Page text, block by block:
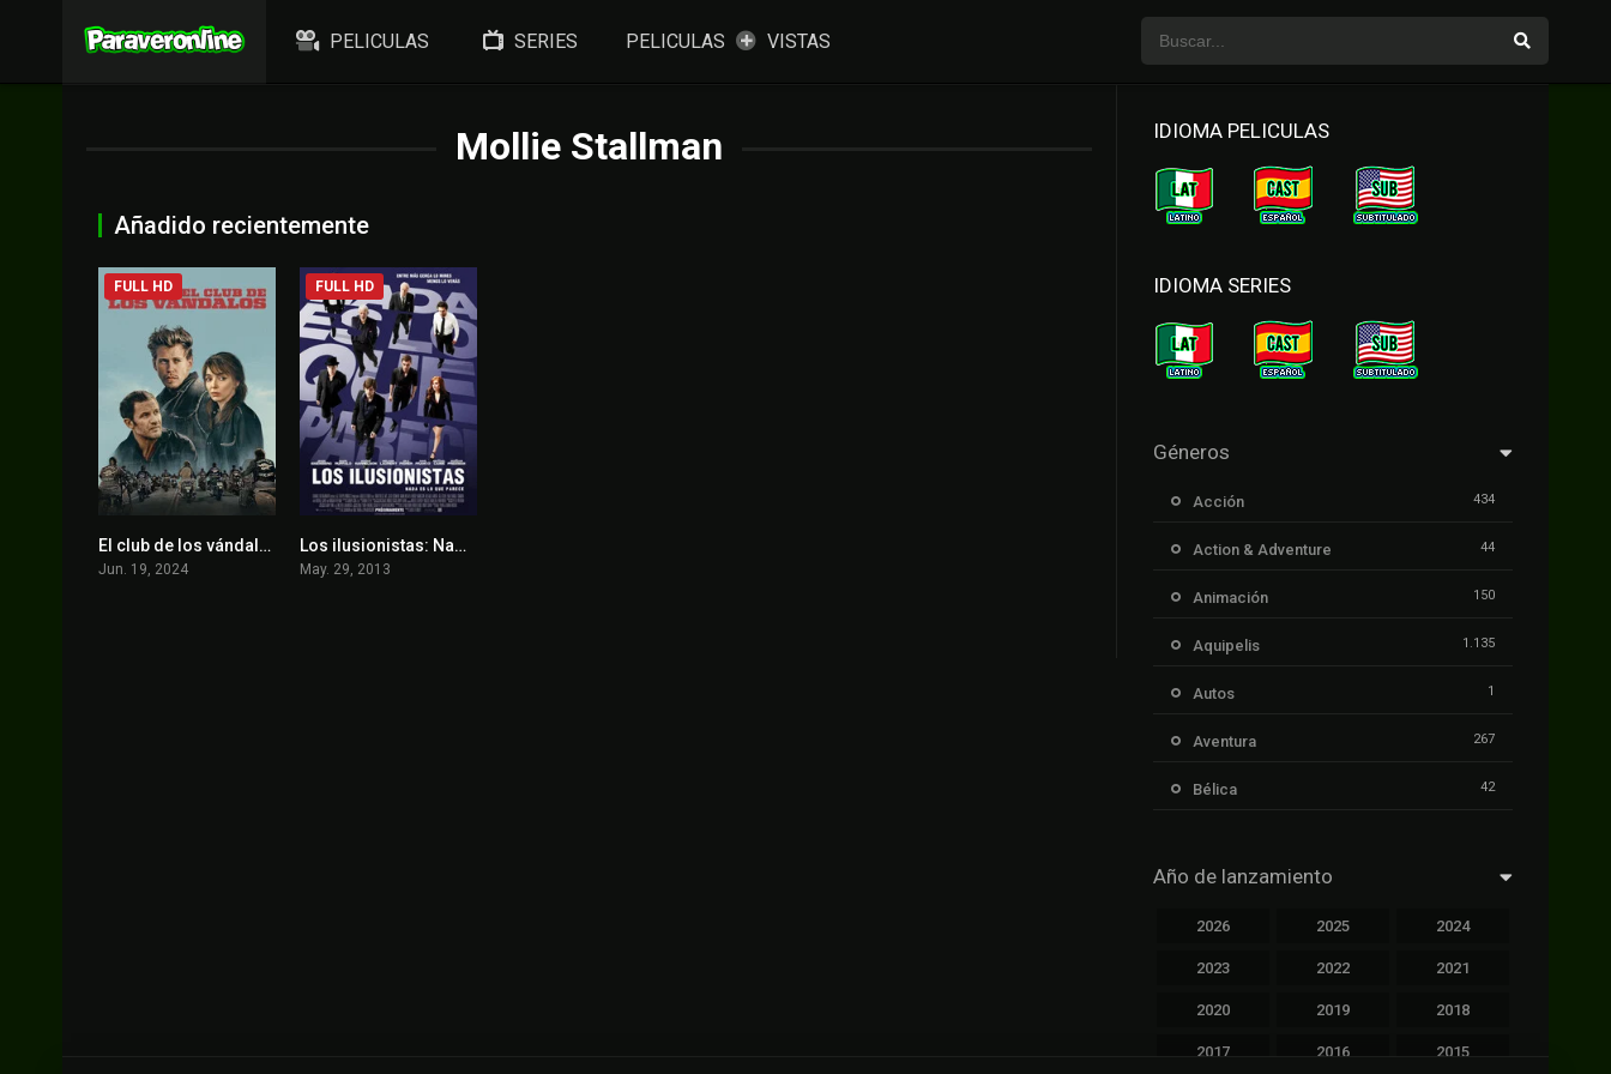
PELICULAS SERIES PELICULAS VISTAS
Mollie Stallman
Añadido recientemente
7.2
FULL HD
El club de los vándalos
Jun. 19, 2024
7.2
FULL HD
Los ilusionistas: Nada es lo que parece
May. 29, 2013
IDIOMA PELICULAS
IDIOMA SERIES
Géneros
Acción 434
Action & Adventure 44
Animación 150
Aquipelis 1.135
Autos 1
Aventura 267
Bélica 42
Cinecalidad
Cinetux 1.139
Año de lanzamiento
2026 2025 2024
2023 2022 2021
2020 2019 2018
2017 2016 2015